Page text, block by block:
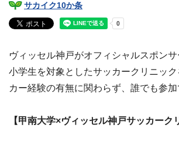
サカイク10か条
ヴィッセル神戸がオフィシャルスポンサ
小学生を対象としたサッカークリニッ
カー経験の有無に関わらず、誰でも参加
【甲南大学×ヴィッセル神戸サッカーク